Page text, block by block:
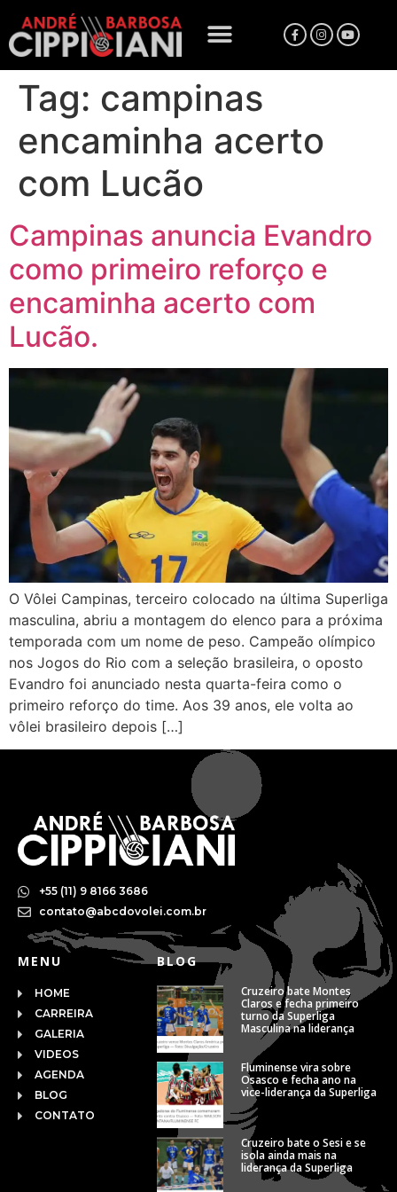
Tag: campinas
encaminha acerto
com Lucão
Campinas anuncia Evandro
como primeiro reforço e
encaminha acerto com
Lucão.
O Vôlei Campinas, terceiro colocado na última Superliga
masculina, abriu a montagem do elenco para a próxima
temporada com um nome de peso. Campeão olímpico
nos Jogos do Rio com a seleção brasileira, o oposto
Evandro foi anunciado nesta quarta-feira como o
primeiro reforço do time. Aos 39 anos, ele volta ao
vôlei brasileiro depois […]
+55 (11) 9 8166 3686
contato@abcdovolei.com.br
MENU
HOME
CARREIRA
GALERIA
VIDEOS
AGENDA
BLOG
CONTATO
BLOG
Cruzeiro bate Montes
Claros e fecha primeiro
turno da Superliga
Masculina na liderança
Fluminense vira sobre
Osasco e fecha ano na
vice-liderança da Superliga
Cruzeiro bate o Sesi e se
isola ainda mais na
liderança da Superliga